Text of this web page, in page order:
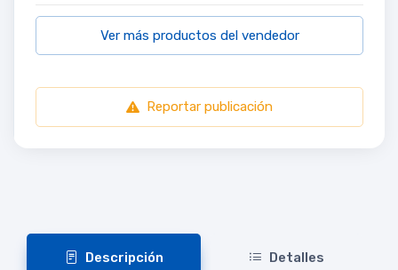
Ver más productos del vendedor
Reportar publicación
Descripción Detalles